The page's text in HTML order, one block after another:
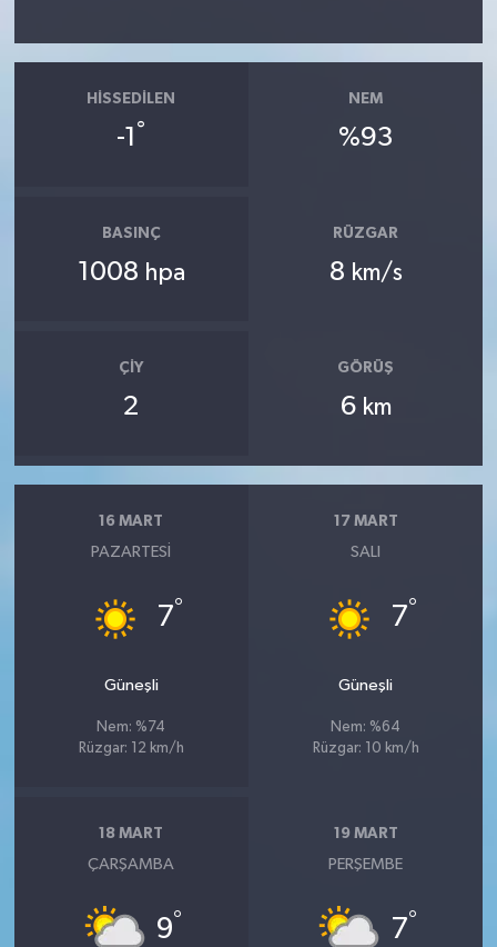
HISSEDILEN
-1 °
NEM
%93
BASINÇ
1008 hpa
RÜZGAR
8 km/s
ÇIY
2
GÖRÜŞ
6 km
16 MART
PAZARTESI
7°
Güneşli
Nem: %74
Rüzgar: 12 km/h
17 MART
SALI
7°
Güneşli
Nem: %64
Rüzgar: 10 km/h
18 MART
ÇARŞAMBA
9°
19 MART
PERŞEMBE
7°